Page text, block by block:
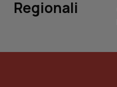
Regionali